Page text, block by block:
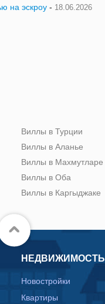
на эскроу - 18.06.2026
Виллы в Турции
Виллы в Аланье
Виллы в Махмутларе
Виллы в Оба
Виллы в Каргыджаке
НЕДВИЖИМОСТЬ
Новостройки
Квартиры